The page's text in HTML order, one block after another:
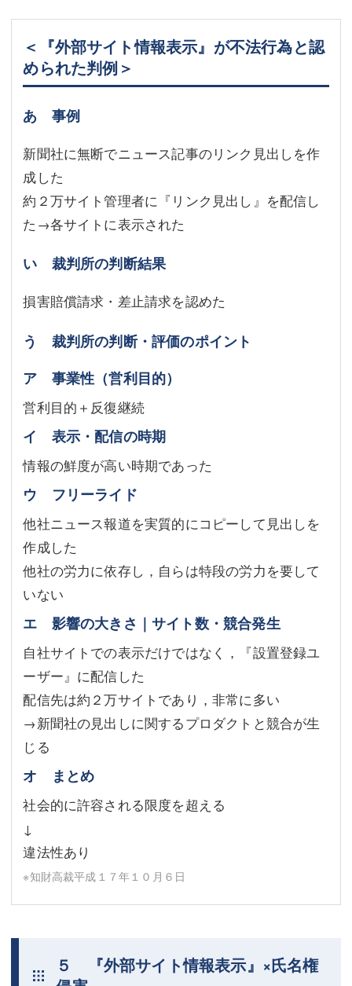
＜『外部サイト情報表示』が不法行為と認
められた判例＞
あ 事例
新聞社に無断でニュース記事のリンク見出しを作
成した
約２万サイト管理者に『リンク見出し』を配信し
た→各サイトに表示された
い 裁判所の判断結果
損害賠償請求・差止請求を認めた
う 裁判所の判断・評価のポイント
ア 事業性（営利目的）
営利目的＋反復継続
イ 表示・配信の時期
情報の鮮度が高い時期であった
ウ フリーライド
他社ニュース報道を実質的にコピーして見出しを
作成した
他社の労力に依存し，自らは特段の労力を要して
いない
エ 影響の大きさ｜サイト数・競合発生
自社サイトでの表示だけではなく，『設置登録ユ
ーザー』に配信した
配信先は約２万サイトであり，非常に多い
→新聞社の見出しに関するプロダクトと競合が生
じる
オ まとめ
社会的に許容される限度を超える
↓
違法性あり
※知財高裁平成１７年１０月６日
５ 『外部サイト情報表示』×氏名権